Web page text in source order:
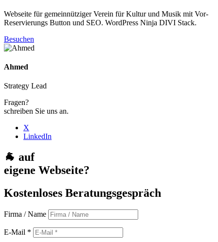
Webseite für gemeinnütziger Verein für Kultur und Musik mit Vor-
Reservierungs Button und SEO. WordPress Ninja DIVI Stack.
Besuchen
Ahmed
Strategy Lead
Fragen?
schreiben Sie uns an.
X
LinkedIn
🐐 auf
eigene Webseite?
Kostenloses Beratungsgespräch
Firma / Name
E-Mail *